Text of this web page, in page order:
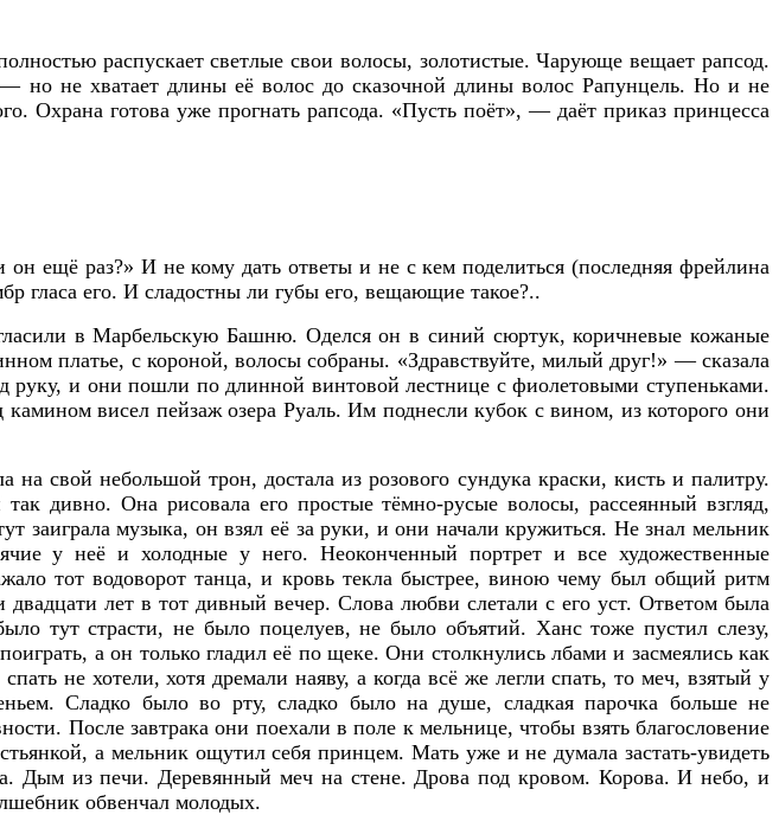
распускает светлые свои волосы, золотистые. Чарующе вещает рапсод.
но не хватает длины её волос до сказочной длины волос Рапунцель. Но и не
Охрана готова уже прогнать рапсода. «Пусть поёт», — даёт приказ принцесса
ещё раз?» И не кому дать ответы и не с кем поделиться (последняя фрейлина
гласа его. И сладостны ли губы его, вещающие такое?..
в Марбельскую Башню. Оделся он в синий сюртук, коричневые кожаные
платье, с короной, волосы собраны. «Здравствуйте, милый друг!» — сказала
руку, и они пошли по длинной винтовой лестнице с фиолетовыми ступеньками.
висел пейзаж озера Руаль. Им поднесли кубок с вином, из которого они
свой небольшой трон, достала из розового сундука краски, кисть и палитру.
дивно. Она рисовала его простые тёмно-русые волосы, рассеянный взгляд,
заиграла музыка, он взял её за руки, и они начали кружиться. Не знал мельник
у неё и холодные у него. Неоконченный портрет и все художественные
тот водоворот танца, и кровь текла быстрее, виною чему был общий ритм
лет в тот дивный вечер. Слова любви слетали с его уст. Ответом была
тут страсти, не было поцелуев, не было объятий. Ханс тоже пустил слезу,
а он только гладил её по щеке. Они столкнулись лбами и засмеялись как
не хотели, хотя дремали наяву, а когда всё же легли спать, то меч, взятый у
Сладко было во рту, сладко было на душе, сладкая парочка больше не
После завтрака они поехали в поле к мельнице, чтобы взять благословение
а мельник ощутил себя принцем. Мать уже и не думала застать-увидеть
Дым из печи. Деревянный меч на стене. Дрова под кровом. Корова. И небо, и
обвенчал молодых.